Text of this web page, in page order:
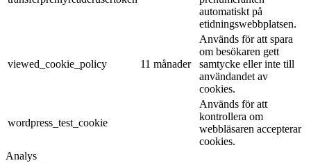
automatiskt på
etidningswebbplatsen.
viewed_cookie_policy 11 månader
Används för att spara
om besökaren gett
samtycke eller inte till
användandet av
cookies.
wordpress_test_cookie
Används för att
kontrollera om
webbläsaren accepterar
cookies.
Analys